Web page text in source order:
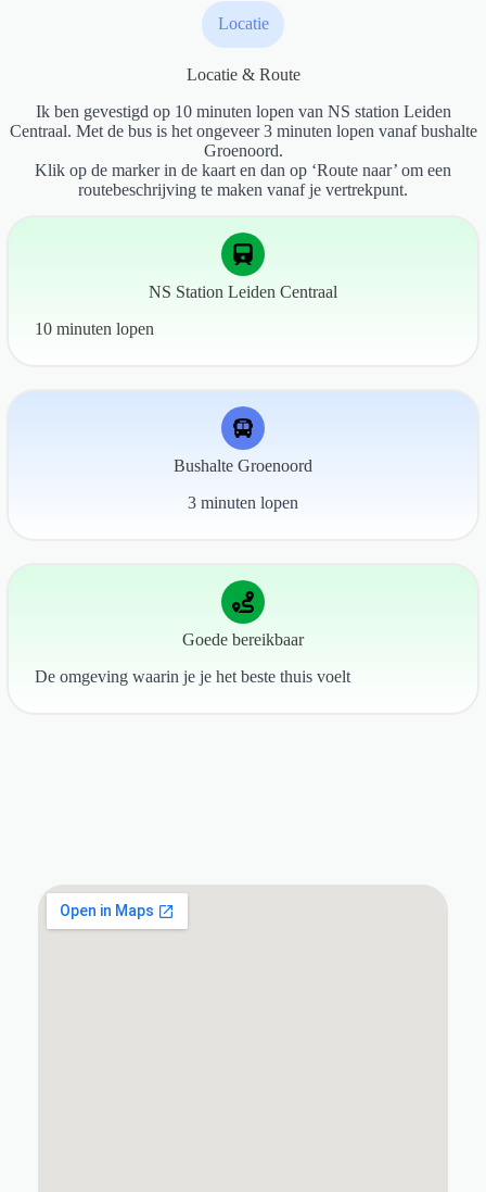
Locatie
Locatie & Route
Ik ben gevestigd op 10 minuten lopen van NS station Leiden
Centraal. Met de bus is het ongeveer 3 minuten lopen vanaf bushalte
Groenoord.
Klik op de marker in de kaart en dan op ‘Route naar’ om een
routebeschrijving te maken vanaf je vertrekpunt.
NS Station Leiden Centraal
10 minuten lopen
Bushalte Groenoord
3 minuten lopen
Goede bereikbaar
De omgeving waarin je je het beste thuis voelt